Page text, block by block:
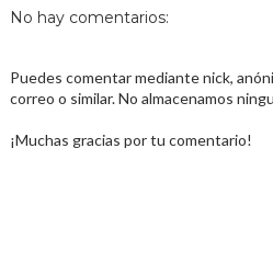
No hay comentarios:
Puedes comentar mediante nick,
correo o similar. No almacenamos
¡Muchas gracias por tu comentario!